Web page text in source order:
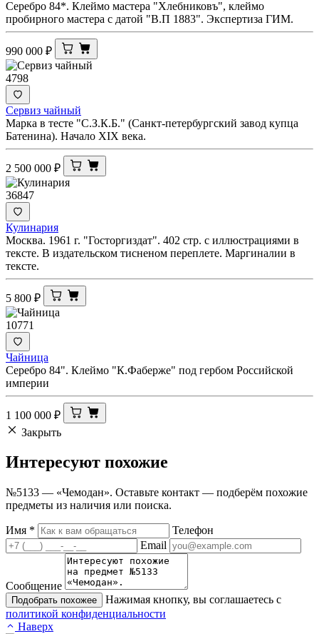
Серебро 84*. Клеймо мастера "Хлебниковъ", клеймо
пробирного мастера с датой "В.П 1883". Экспертиза ГИМ.
990 000 ₽
4798
Сервиз чайный
Марка в тесте "С.З.К.Б." (Санкт-петербургский завод купца
Батенина). Начало XIX века.
2 500 000 ₽
36847
Кулинария
Москва. 1961 г. "Госторгиздат". 402 стр. с иллюстрациями в
тексте. В издательском тисненом переплете. Маргиналии в
тексте.
5 800 ₽
10771
Чайница
Серебро 84". Клеймо "К.Фаберже" под гербом Российской
империи
1 100 000 ₽
Закрыть
Интересуют похожие
№5133 — «Чемодан». Оставьте контакт — подберём похожие
предметы из наличия или поиска.
Имя *
Телефон
Email
Сообщение
Подобрать похожее
Нажимая кнопку, вы соглашаетесь с
политикой конфиденциальности
Наверх